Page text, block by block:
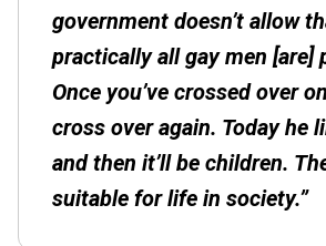
government doesn’t allow
practically all gay men [are]
Once you’ve crossed over
cross over again. Today he
and then it’ll be children.
suitable for life in society.”